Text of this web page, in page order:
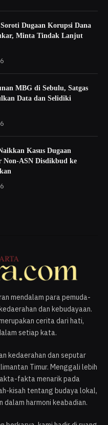
Dugaan Korupsi Dana
Minta Tindak Lanjut
MBG di Sebulu, Satgas
Data dan Selidiki
Kasus Dugaan
Non-ASN Disdikbud ke
mendalam para pemuda-
dan kebudayaan.
cerita dari hati,
setiap kata.
kedaerahan dan seputar
Timur. Menggali lebih
fakta menarik pada
kisah tentang budaya lokal,
dalam harmoni keabadian.